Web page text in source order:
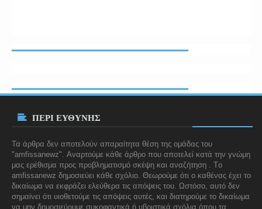
ΠΕΡΙ ΕΥΘΥΝΗΣ
Τα άρθρα δεν αποτελούν απαραίτητα θέση της ομάδας του
"amfissanewz". Αναρτούμε κάθε άρθρο που αποτελεί κατά την γνώμη
μας ερέθισμα προς προβληματισμό σκέψη και αναζήτηση . Tο
amfissanewz δημοσιεύει κάθε σχόλιο. Θεωρούμε ότι ο καθένας έχει το
δικαίωμα να εκφράζει ελεύθερα τις απόψεις του. Ωστόσο, αυτό δεν
σημαίνει ότι υιοθετούμε τις απόψεις αυτές, και διατηρούμε το δικαίωμα
να μην δημοσιεύουμε συκοφαντικά ή υβριστικά σχόλια όπου τα